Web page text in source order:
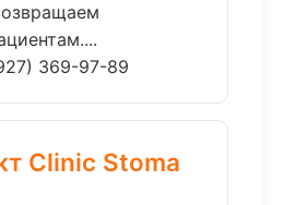
369-97-89
Clinic Stoma